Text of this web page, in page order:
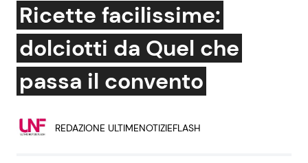
News e Cronaca
Attualità Italiana
Gossip e TV
Bellezze VIP
Ricette facilissime:
dolciotti da Quel che
passa il convento
REDAZIONE ULTIMENOTIZIEFLASH